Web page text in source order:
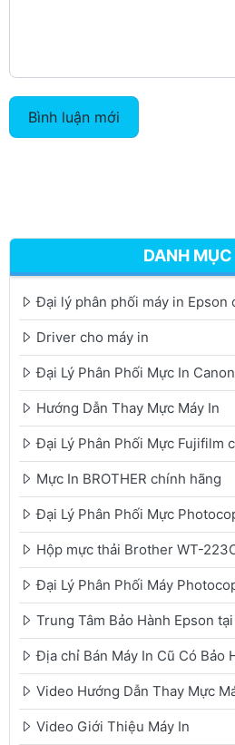
Bình luận mới
DANH
Đại lý phân phối máy in Epson
Driver cho máy in
Đại Lý Phân Phối Mực In Canon
Hướng Dẫn Thay Mực Máy In
Đại Lý Phân Phối Mực Fujifilm
Mực In BROTHER chính hãng
Đại Lý Phân Phối Mực
Hộp mực thải Brother WT-
Đại Lý Phân Phối Máy
Trung Tâm Bảo Hành Epson
Địa chỉ Bán Máy In Cũ Có Bảo
Video Hướng Dẫn Thay Mực
Video Giới Thiệu Máy In